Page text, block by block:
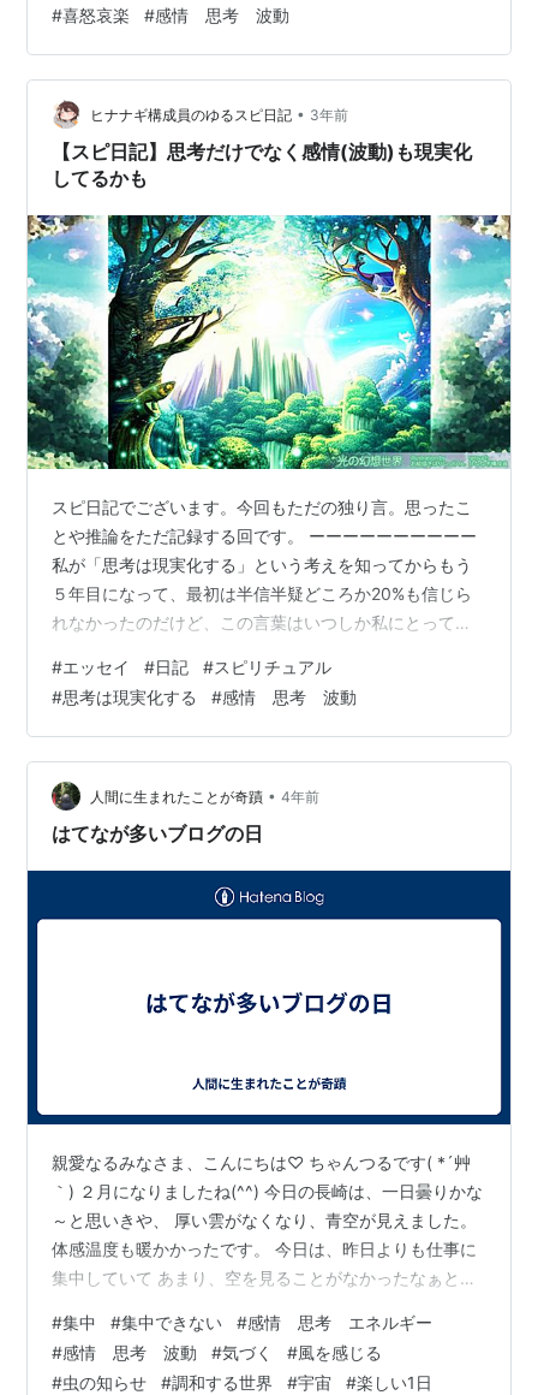
怒ることに全力であるがゆえ 怒ること以外は考えられな
い それが起こった原因をあまり考えません 皆さまもそう
いう経験ないでしょうか？ 僕だけでしょうか？ 昨日僕は
めずらしく 午前中は怒っていて 午後は泣けてきました
情緒不安定？ そうですね、こういう1日に感情の起伏が激
しいと…
#喜怒哀楽 #感情 思考 波動
ヒナナギ構成員のゆるスピ日記 • 3年前
【スピ日記】思考だけでなく感情(波動)も現実化
してるかも
スピ日記でございます。今回もただの独り言。思ったこ
とや推論をただ記録する回です。 ーーーーーーーーーー
私が「思考は現実化する」という考えを知ってからもう
５年目になって、最初は半信半疑どころか20%も信じら
れなかったのだけど、この言葉はいつしか私にとって十
とも、目の前に現れる前に思考として私の中にあったこ
とは頻繁にある。 思考したことが目の前に現れた現状を
逐一メモするようになってからは「思考は現実化する」
という考えは、少しづつ私の中で確固たるものになって
きている。 今まで確認できた些細な現実化で最も早かっ
たのは思考してから30分ほどで現実化し…
#エッセイ #日記 #スピリチュアル
#思考は現実化する #感情 思考 波動
人間に生まれたことが奇蹟 • 4年前
はてなが多いブログの日
親愛なるみなさま、こんにちは♡ ちゃんつるです( *´艸
｀) ２月になりましたね(^^) 今日の長崎は、一日曇りかな
～と思いきや、 厚い雲がなくなり、青空が見えました。
体感温度も暖かかったです。 今日は、昨日よりも仕事に
集中していて あまり、空を見ることがなかったなぁと
か仕事に集中できず、 空が綺麗だな～と眺めているとき
もあります(笑) 大切なのは、その時に感じている感情で
#集中 #集中できない #感情 思考 エネルギー
#感情 思考 波動 #気づく #風を感じる
#虫の知らせ #調和する世界 #宇宙 #楽しい1日